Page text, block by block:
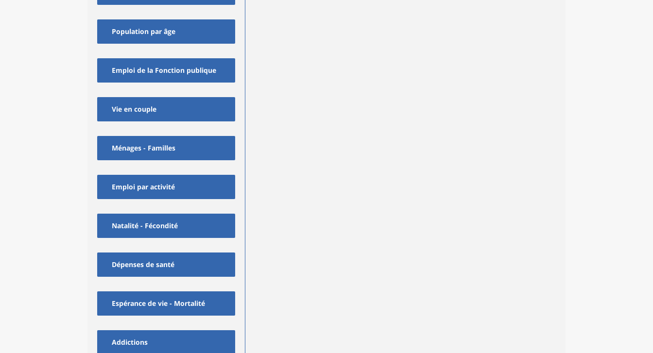
Population par âge
Emploi de la Fonction publique
Vie en couple
Ménages - Familles
Emploi par activité
Natalité - Fécondité
Dépenses de santé
Espérance de vie - Mortalité
Addictions